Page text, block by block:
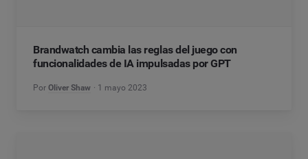
Brandwatch cambia las reglas del juego con
funcionalidades de IA impulsadas por GPT
Por Oliver Shaw 1 mayo 2023